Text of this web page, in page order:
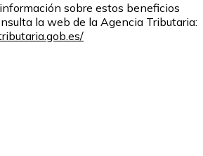
sobre estos beneficios
la web de la Agencia Tributaria: